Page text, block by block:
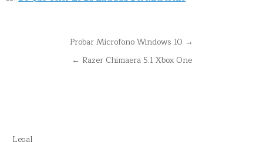
NavegaciónProbar Microfono Windows 10 →
← Razer Chimaera 5.1 Xbox One